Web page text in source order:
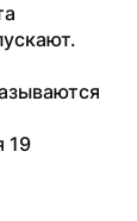
19